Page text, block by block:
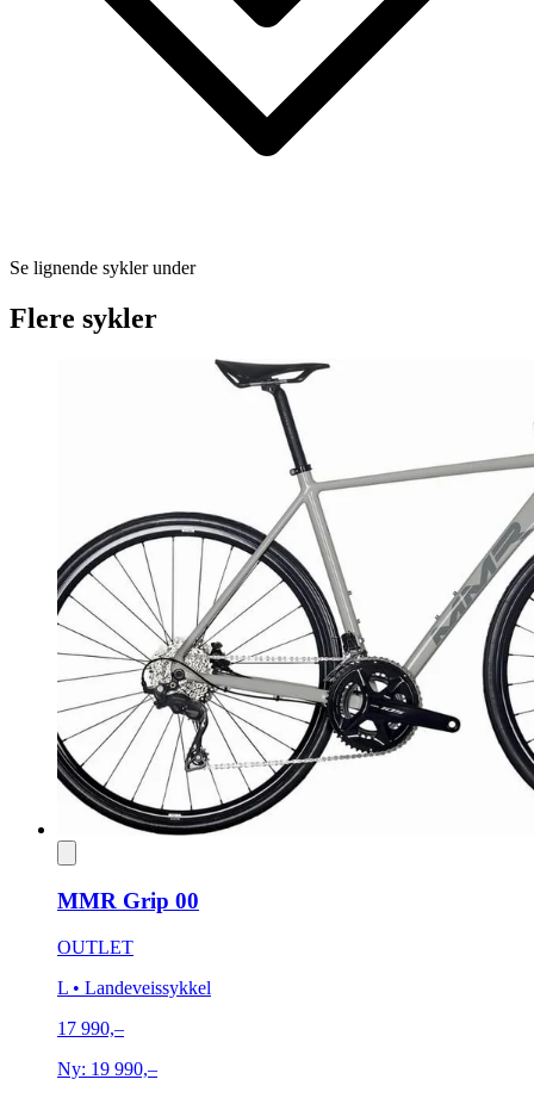
Se lignende sykler under
Flere sykler
MMR Grip 00
OUTLET
L • Landeveissykkel
17 990,–
Ny: 19 990,–